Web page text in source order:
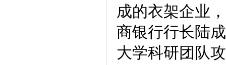
成的衣架企业
商银行行长陆
大学科研团队